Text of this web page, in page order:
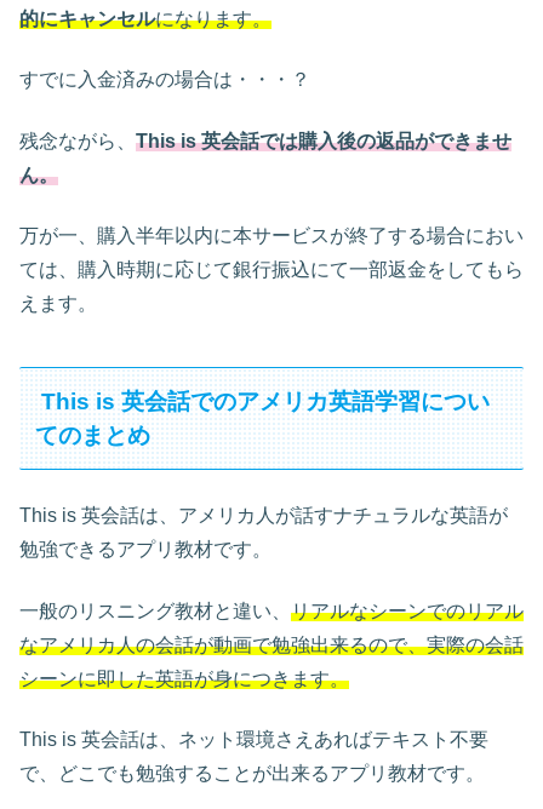
的にキャンセルになります。
すでに入金済みの場合は・・・？
残念ながら、 This is 英会話では購入後の返品ができませ
ん。
万が一、購入半年以内に本サービスが終了する場合におい
ては、購入時期に応じて銀行振込にて一部返金をしてもら
えます。
This is 英会話でのアメリカ英語学習につい
てのまとめ
This is 英会話は、アメリカ人が話すナチュラルな英語が
勉強できるアプリ教材です。
一般のリスニング教材と違い、 リアルなシーンでのリアル
なアメリカ人の会話が動画で勉強出来るので、実際の会話
シーンに即した英語が身につきます。
This is 英会話は、ネット環境さえあればテキスト不要
で、どこでも勉強することが出来るアプリ教材です。